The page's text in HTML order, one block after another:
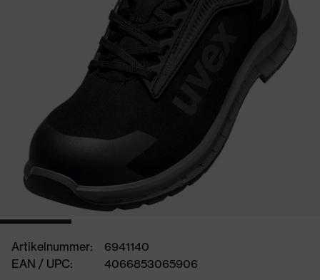
Artikelnummer:
6941140
EAN / UPC:
4066853065906